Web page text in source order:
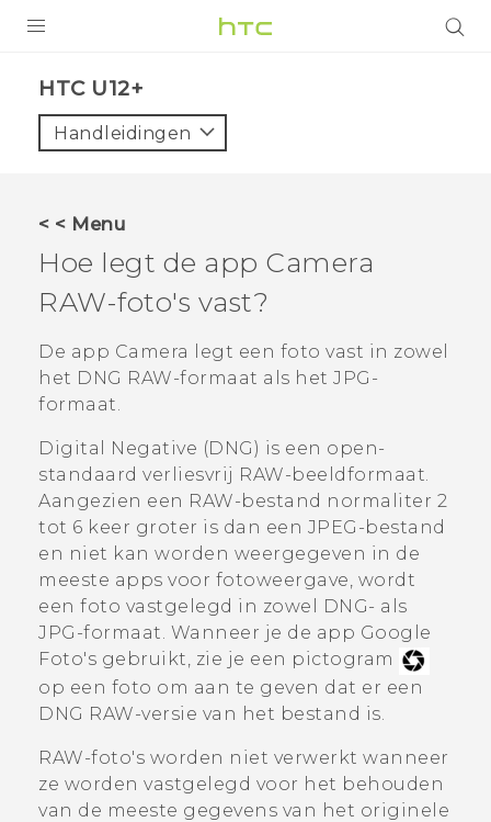
VIVE
AANBIEDINGEN
HTC Club
SUPPORT
HTC-apparaten & -accessoires
VIVERSE
Aanmelden
HTC U12+‎
Handleidingen
< < Menu
Hoe legt de app Camera
RAW-foto's vast?
De app Camera
legt een foto vast in zowel
het DNG RAW-formaat als het JPG-
formaat.
Digital Negative (DNG) is een open-
standaard verliesvrij RAW-beeldformaat.
Aangezien een RAW-bestand normaliter 2
tot 6 keer groter is dan een JPEG-bestand
en niet kan worden weergegeven in de
meeste apps voor fotoweergave, wordt
een foto vastgelegd in zowel DNG- als
JPG-formaat. Wanneer je de app Google
Foto's gebruikt, zie je een pictogram
op een foto om aan te geven dat er een
DNG RAW-versie van het bestand is.
RAW-foto's worden niet verwerkt wanneer
ze worden vastgelegd voor het behouden
van de meeste gegevens van het originele